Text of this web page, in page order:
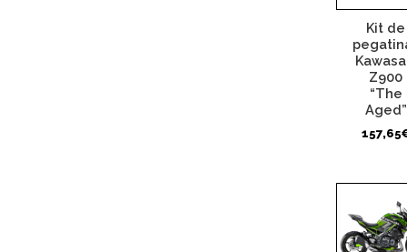
Kit de
Z900
“The
Aged”
157,65